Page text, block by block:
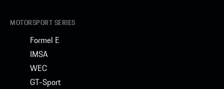
MOTORSPORT SERIES
Formel E
IMSA
WEC
GT-Sport